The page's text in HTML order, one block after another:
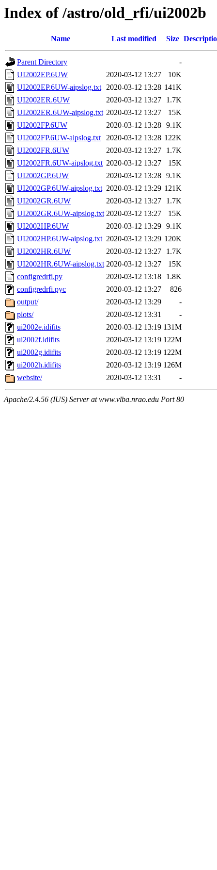
Index of /astro/old_rfi/ui2002b
Name Last modified Size
Parent Directory
-
UI2002EP.6UW
2020-03-12 13:27
10K
UI2002EP.6UW-aipslog.txt 2020-03-12 13:28 141K
UI2002ER.6UW
2020-03-12 13:27
1.7K
UI2002ER.6UW-aipslog.txt 2020-03-12 13:27
15K
UI2002FP.6UW
2020-03-12 13:28 9.1K
UI2002FP.6UW-aipslog.txt
2020-03-12 13:28 122K
UI2002FR.6UW
2020-03-12 13:27
1.7K
UI2002FR.6UW-aipslog.txt 2020-03-12 13:27
15K
UI2002GP.6UW
2020-03-12 13:28 9.1K
UI2002GP.6UW-aipslog.txt 2020-03-12 13:29 121K
UI2002GR.6UW
2020-03-12 13:27
1.7K
UI2002GR.6UW-aipslog.txt 2020-03-12 13:27
15K
UI2002HP.6UW
2020-03-12 13:29 9.1K
UI2002HP.6UW-aipslog.txt 2020-03-12 13:29 120K
UI2002HR.6UW
2020-03-12 13:27
1.7K
UI2002HR.6UW-aipslog.txt 2020-03-12 13:27
15K
configredrfi.py
2020-03-12 13:18
1.8K
configredrfi.pyc
2020-03-12 13:27
826
output/
2020-03-12 13:29
-
plots/
2020-03-12 13:31
-
ui2002e.idifits
2020-03-12 13:19 131M
ui2002f.idifits
2020-03-12 13:19 122M
ui2002g.idifits
2020-03-12 13:19 122M
ui2002h.idifits
2020-03-12 13:19 126M
website/
2020-03-12 13:31 -
Apache/2.4.56 (IUS) Server at www.vlba.nrao.edu Port 80